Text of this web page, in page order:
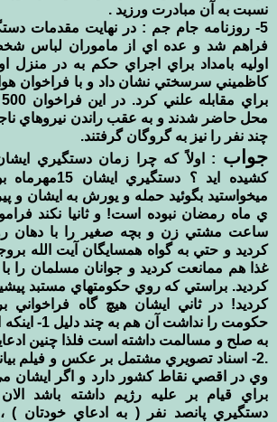
نسبت به آن مبادرت ورزيد .
فراهم شد و عده اي از ماموران لباس
اوليه بامداد براي اجراي حكم به در منزل
كاظميني سرسختي نشان داد و با فراخوان
محل حاضر شدند و به عقب راندن نيروهاي
چند نفر را نيز به گروگان گرفتند.
جواب : اولاً كه چرا زمان دستگيري
ميخواستيد بگوئيد حمله و يورش به ايشان و
ساعت مشتي زن و بچه صغير را با دهان
كرديد و حتي به گواه همسايگان آيت الله
غذا هم ممانعت كرديد و جوانان مسلمان را
كرديد. براستي كه روي حكومتهاي مستبد
كرديد! در ثاني ايشان هيچ گاه فراخواني
حكومت را
به صلح و مسالمت داشته است فلذا چنين
.2- اسناد تصويري مشتمل بر عكس و فيلم
وي در اقصي نقاط كشور دارد و اگر ايشان
براي قيام بر عليه رژيم داشته باشد
دستگيري پانصد نفر ( به ادعاي خودتان )